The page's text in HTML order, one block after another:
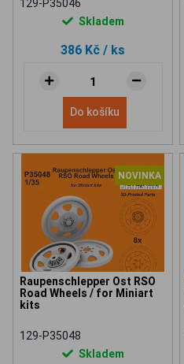
129-P35046
Skladem
386 Kč / ks
Do košíku
NOVINKA
Raupenschlepper Ost RSO
Road Wheels / for Miniart
kits
129-P35048
Skladem